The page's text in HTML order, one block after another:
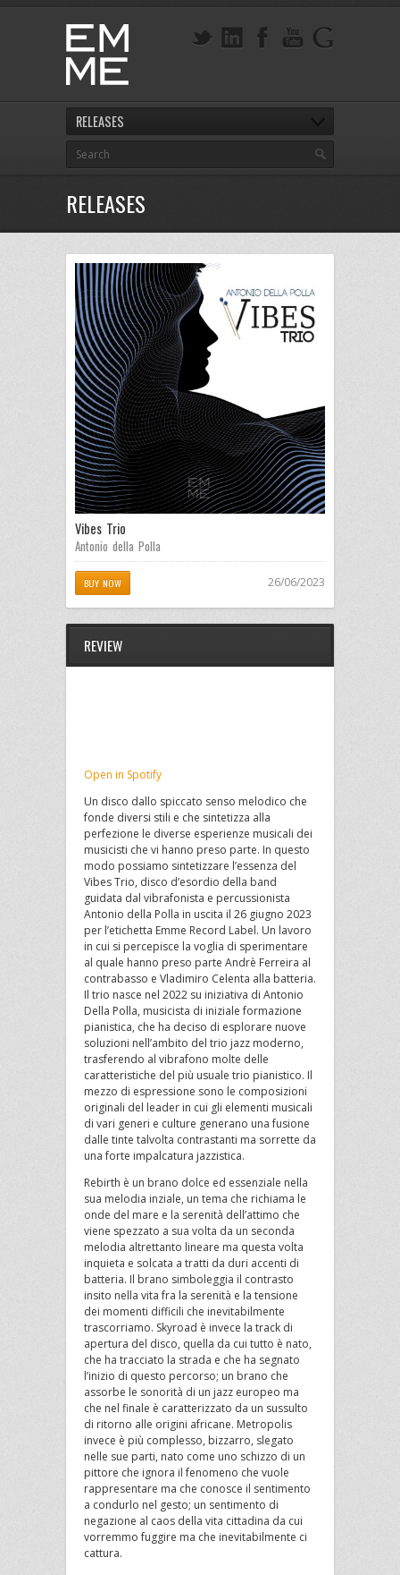
RELEASES
RELEASES
Vibes Trio
Antonio della Polla
BUY NOW 26/06/2023
REVIEW
Open in Spotify
Un disco dallo spiccato senso melodico che
fonde diversi stili e che sintetizza alla
perfezione le diverse esperienze musicali dei
musicisti che vi hanno preso parte. In questo
modo possiamo sintetizzare l’essenza del
Vibes Trio, disco d’esordio della band
guidata dal vibrafonista e percussionista
Antonio della Polla in uscita il 26 giugno 2023
per l’etichetta Emme Record Label. Un lavoro
in cui si percepisce la voglia di sperimentare
al quale hanno preso parte Andrè Ferreira al
contrabasso e Vladimiro Celenta alla batteria.
Il trio nasce nel 2022 su iniziativa di Antonio
Della Polla, musicista di iniziale formazione
pianistica, che ha deciso di esplorare nuove
soluzioni nell’ambito del trio jazz moderno,
trasferendo al vibrafono molte delle
caratteristiche del più usuale trio pianistico. Il
mezzo di espressione sono le composizioni
originali del leader in cui gli elementi musicali
di vari generi e culture generano una fusione
dalle tinte talvolta contrastanti ma sorrette da
una forte impalcatura jazzistica.
Rebirth è un brano dolce ed essenziale nella
sua melodia inziale, un tema che richiama le
onde del mare e la serenità dell’attimo che
viene spezzato a sua volta da un seconda
melodia altrettanto lineare ma questa volta
inquieta e solcata a tratti da duri accenti di
batteria. Il brano simboleggia il contrasto
insito nella vita fra la serenità e la tensione
dei momenti difficili che inevitabilmente
trascorriamo. Skyroad è invece la track di
apertura del disco, quella da cui tutto è nato,
che ha tracciato la strada e che ha segnato
l’inizio di questo percorso; un brano che
assorbe le sonorità di un jazz europeo ma
che nel finale è caratterizzato da un sussulto
di ritorno alle origini africane. Metropolis
invece è più complesso, bizzarro, slegato
nelle sue parti, nato come uno schizzo di un
pittore che ignora il fenomeno che vuole
rappresentare ma che conosce il sentimento
a condurlo nel gesto; un sentimento di
negazione al caos della vita cittadina da cui
vorremmo fuggire ma che inevitabilmente ci
cattura.